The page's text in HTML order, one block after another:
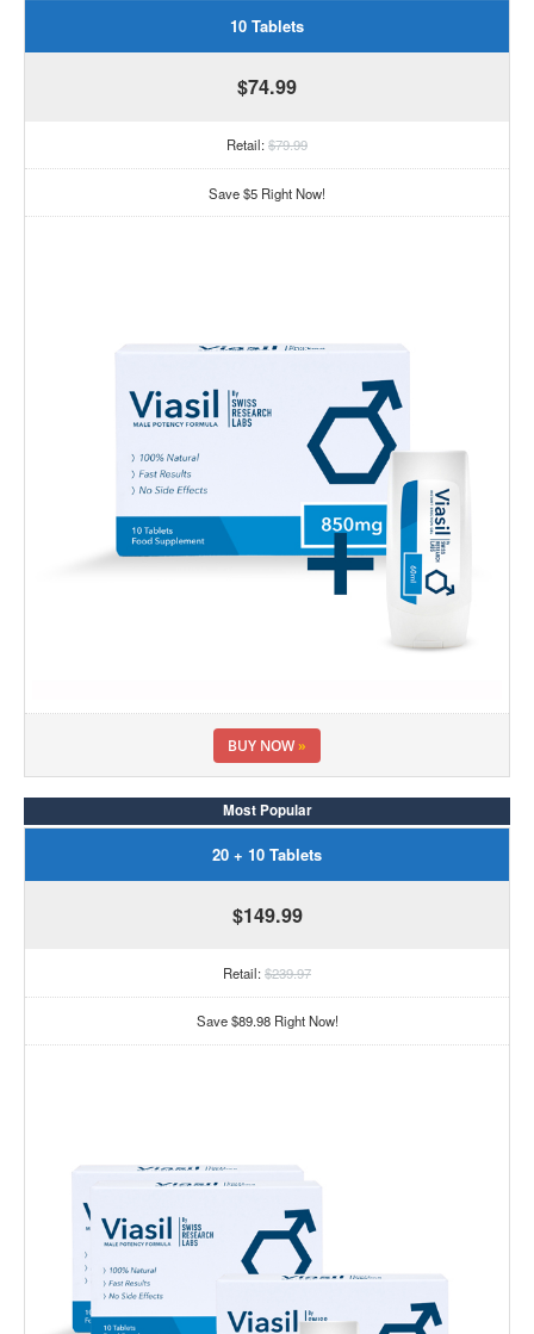
10 Tablets
$74.99
Retail:$79.99
Save $5 Right Now!
BUY NOW»
Most Popular
20 + 10 Tablets
$149.99
Retail:$239.97
Save $89.98 Right Now!